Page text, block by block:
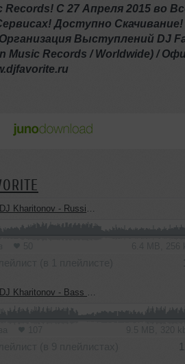
Records! С 27 Апреля 2015 во
Доступно
Выступлений DJ
Music Records / Worldwide) /
- Russia, Here We Go! (Radio Edit)
Jump! (Boogie To The Bassline) (Radio Edit)